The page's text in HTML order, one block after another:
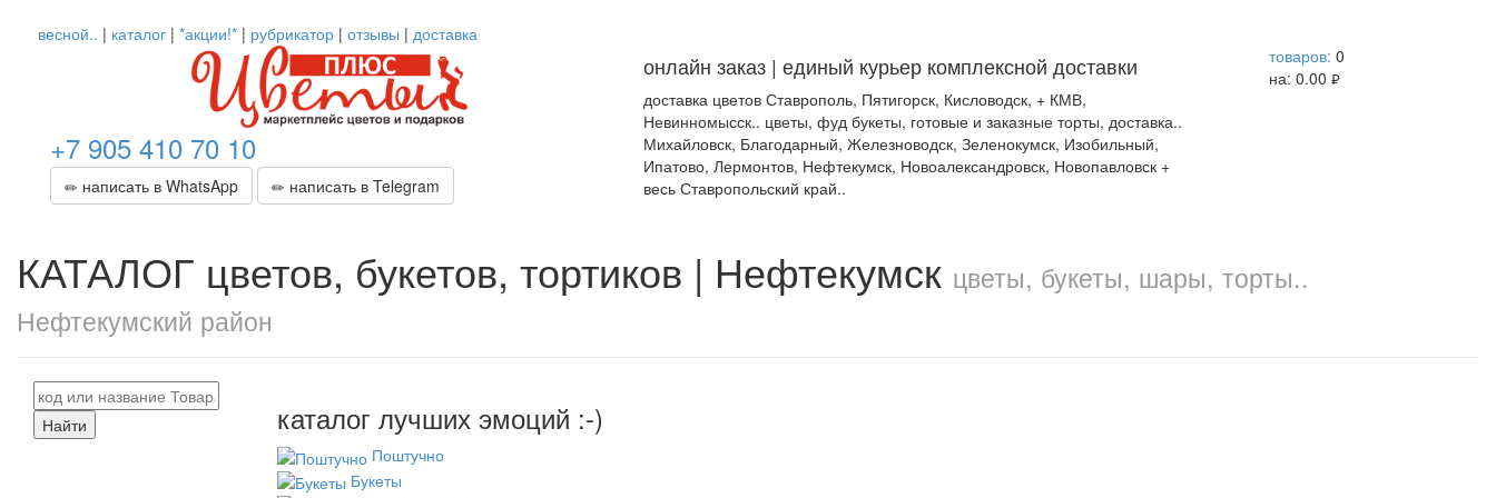
весной.. | каталог | *акции!* | рубрикатор | отзывы | доставка
+7 905 410 70 10
написать в WhatsApp написать в Telegram
онлайн заказ | единый курьер комплексной доставки
доставка цветов Ставрополь, Пятигорск, Кисловодск, + КМВ,
Невинномысск.. цветы, фуд букеты, готовые и заказные торты, доставка..
Михайловск, Благодарный, Железноводск, Зеленокумск, Изобильный,
Ипатово, Лермонтов, Нефтекумск, Новоалександровск, Новопавловск +
весь Ставропольский край..
товаров: 0
на: 0.00 руб.
КАТАЛОГ цветов, букетов, тортиков | Нефтекумск цветы, букеты, шары, торты..
Нефтекумский район
Найти каталог лучших эмоций :-)
Поштучно
Букеты